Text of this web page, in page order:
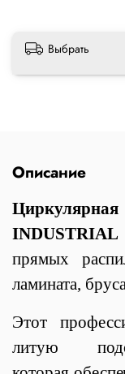
Выбрать
Описание
INDUSTRIAL
прямых
ламината,
Этот
литую